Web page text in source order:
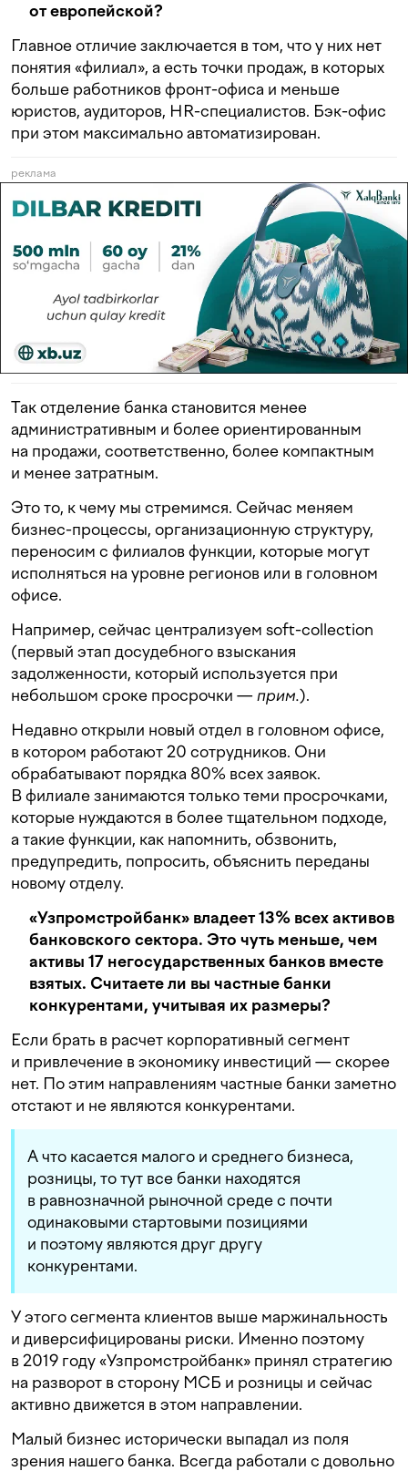
от европейской?
Главное отличие заключается в том, что у них нет
понятия «филиал», а есть точки продаж, в которых
больше работников фронт-офиса и меньше
юристов, аудиторов, HR-специалистов. Бэк-офис
при этом максимально автоматизирован.
реклама
Так отделение банка становится менее
административным и более ориентированным
на продажи, соответственно, более компактным
и менее затратным.
Это то, к чему мы стремимся. Сейчас меняем
бизнес-процессы, организационную структуру,
переносим с филиалов функции, которые могут
исполняться на уровне регионов или в головном
офисе.
Например, сейчас централизуем soft-collection
(первый этап досудебного взыскания
задолженности, который используется при
небольшом сроке просрочки —прим.).
Недавно открыли новый отдел в головном офисе,
в котором работают 20 сотрудников. Они
обрабатывают порядка 80% всех заявок.
В филиале занимаются только теми просрочками,
которые нуждаются в более тщательном подходе,
а такие функции, как напомнить, обзвонить,
предупредить, попросить, объяснить переданы
новому отделу.
«Узпромстройбанк» владеет 13% всех активов
банковского сектора. Это чуть меньше, чем
активы 17 негосударственных банков вместе
взятых. Считаете ли вы частные банки
конкурентами, учитывая их размеры?
Если брать в расчет корпоративный сегмент
и привлечение в экономику инвестиций — скорее
нет. По этим направлениям частные банки заметно
отстают и не являются конкурентами.
А что касается малого и среднего бизнеса,
розницы, то тут все банки находятся
в равнозначной рыночной среде с почти
одинаковыми стартовыми позициями
и поэтому являются друг другу
конкурентами.
У этого сегмента клиентов выше маржинальность
и диверсифицированы риски. Именно поэтому
в 2019 году «Узпромстройбанк» принял стратегию
на разворот в сторону МСБ и розницы и сейчас
активно движется в этом направлении.
Малый бизнес исторически выпадал из поля
зрения нашего банка. Всегда работали с довольно